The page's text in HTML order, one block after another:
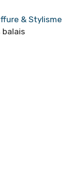
& Stylisme